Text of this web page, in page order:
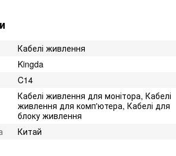
Кабелі живлення
Kingda
C14
Кабелі живлення для монітора, Кабелі
живлення для комп'ютера, Кабелі для
блоку живлення
Китай